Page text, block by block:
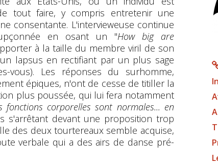
tout faire, y compris entretenir une
consentante. L'intervieweuse continue
en osant un "How big are
à la taille du membre viril de son
lapsus en rectifiant par un plus sage
vous). Les réponses du surhomme,
épiques, n'ont de cesse de titiller la
plus poussée, qui lui fera notamment
fonctions corporelles sont normales... en
s'arrêtant devant une proposition trop
des deux tourtereaux semble acquise,
verbale qui a des airs de danse pré-